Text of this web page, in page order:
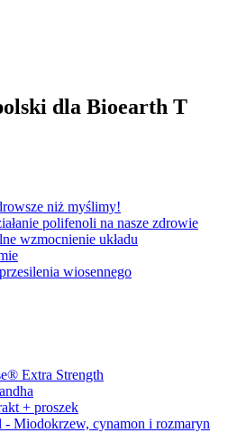
dla Bioearth T
niż myślimy!
polifenoli na nasze zdrowie
wzmocnienie układu
wiosennego
Extra Strength
+ proszek
Miodokrzew, cynamon i rozmaryn